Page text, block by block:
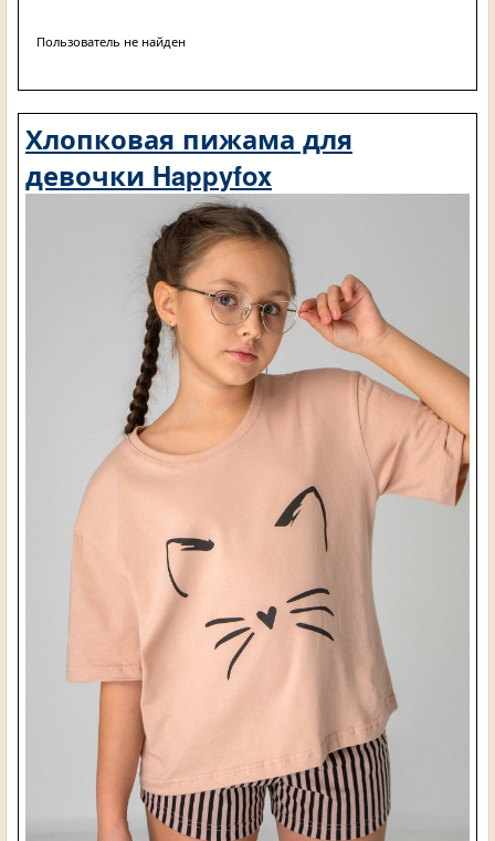
Пользователь не найден
Хлопковая пижама для
девочки Happyfox